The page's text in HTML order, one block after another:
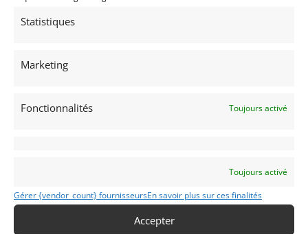
Statistiques
Marketing
Fonctionnalités Toujours activé
Toujours activé
Gérer {vendor_count} fournisseursEn savoir plus sur ces finalités
Accepter
Passeport technique
international
(PTH)
Voir les 161 annonces de
AUTO